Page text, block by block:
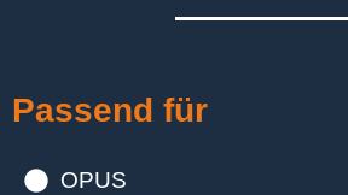
Passend für
OPUS